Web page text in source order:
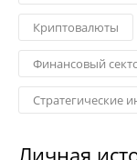
Криптовалюты
Финансовый
Стратегические
Личная